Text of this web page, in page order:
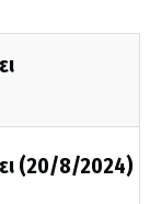
(20/8/2024)